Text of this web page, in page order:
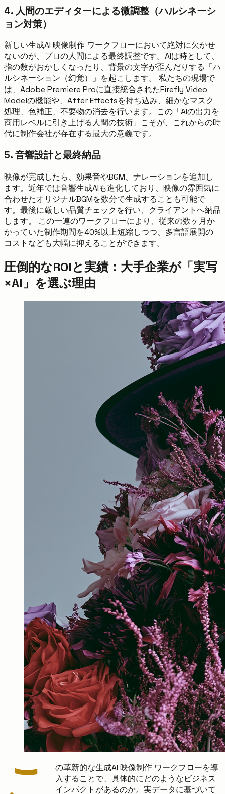
4. 人間のエディターによる微調整（ハルシネーシ
ョン対策）
新しい生成AI 映像制作 ワークフローにおいて絶対に欠かせ
ないのが、プロの人間による最終調整です。AIは時として、
指の数がおかしくなったり、背景の文字が歪んだりする「ハ
ルシネーション（幻覚）」を起こします。 私たちの現場で
は、Adobe Premiere Proに直接統合されたFirefly Video
Modelの機能や、After Effectsを持ち込み、細かなマスク
処理、色補正、不要物の消去を行います。この「AIの出力を
商用レベルに引き上げる人間の技術」こそが、これからの時
代に制作会社が存在する最大の意義です。
5. 音響設計と最終納品
映像が完成したら、効果音やBGM、ナレーションを追加し
ます。近年では音響生成AIも進化しており、映像の雰囲気に
合わせたオリジナルBGMを数分で生成することも可能で
す。最後に厳しい品質チェックを行い、クライアントへ納品
します。 この一連のワークフローにより、従来の数ヶ月か
かっていた制作期間を40%以上短縮しつつ、多言語展開の
コストなども大幅に抑えることができます。
圧倒的なROIと実績：大手企業が「実写
×AI」を選ぶ理由
の革新的な生成AI 映像制作 ワークフローを導
入することで、具体的にどのようなビジネス
インパクトがあるのか。実データに基づいて